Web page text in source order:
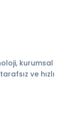
kurumsal
ve hızlı